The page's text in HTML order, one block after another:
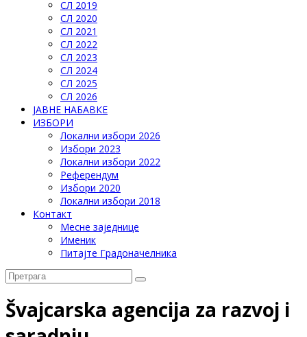
СЛ 2019
СЛ 2020
СЛ 2021
СЛ 2022
СЛ 2023
СЛ 2024
СЛ 2025
СЛ 2026
ЈАВНЕ НАБАВКЕ
ИЗБОРИ
Локални избори 2026
Избори 2023
Локални избори 2022
Референдум
Избори 2020
Локални избори 2018
Контакт
Месне заједнице
Именик
Питајте Градоначелника
Švajcarska agencija za razvoj i